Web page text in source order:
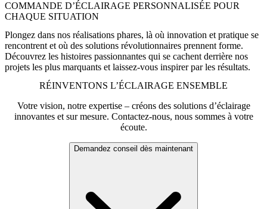
COMMANDE D’ÉCLAIRAGE PERSONNALISÉE POUR
CHAQUE SITUATION
Plongez dans nos réalisations phares, là où innovation et pratique se
rencontrent et où des solutions révolutionnaires prennent forme.
Découvrez les histoires passionnantes qui se cachent derrière nos
projets les plus marquants et laissez-vous inspirer par les résultats.
RÉINVENTONS L’ÉCLAIRAGE ENSEMBLE
Votre vision, notre expertise – créons des solutions d’éclairage
innovantes et sur mesure. Contactez-nous, nous sommes à votre
écoute.
Demandez conseil dès maintenant